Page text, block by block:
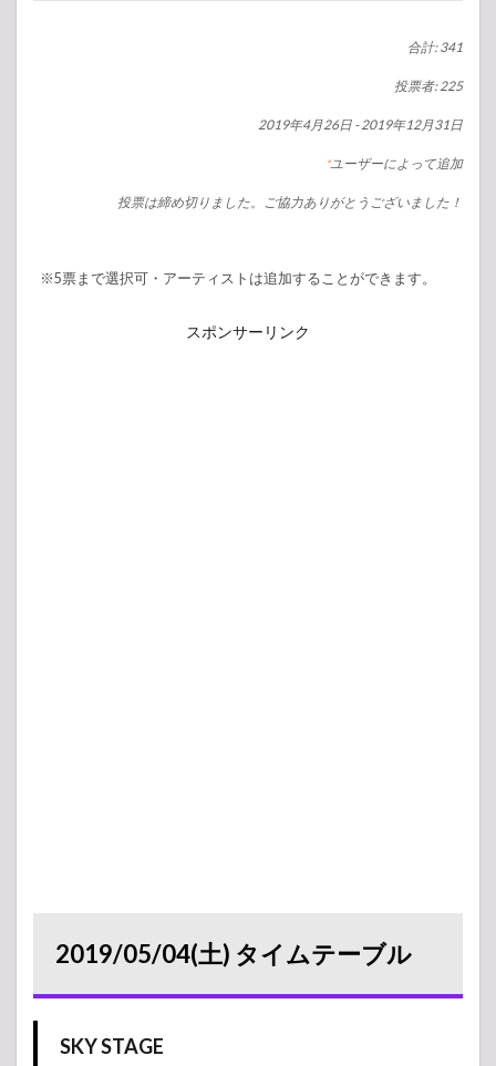
合計: 341
投票者: 225
2019年4月26日 -2019年12月31日
*ユーザーによって追加
投票は締め切りました。ご協力ありがとうございました！
※5票まで選択可・アーティストは追加することができます。
スポンサーリンク
2019/05/04(土) タイムテーブル
SKY STAGE